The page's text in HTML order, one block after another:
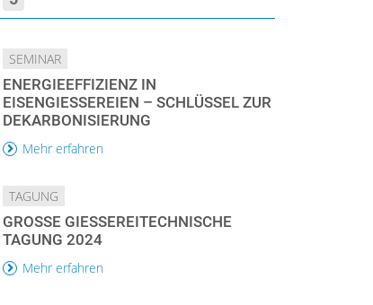
SEMINAR
ENERGIEEFFIZIENZ IN
EISENGIESSEREIEN – SCHLÜSSEL ZUR D
EKARBONISIERUNG
Mehr erfahren
TAGUNG
GROSSE GIESSEREITECHNISCHE TA
GUNG 2024
Mehr erfahren